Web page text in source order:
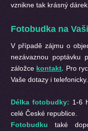
vznikne tak krásný
Fotobudka na
V případě zájmu o
nezávaznou poptávku
záložce kontakt. Pro
Vaše dotazy i telefonicky.
Délka fotobudky: 1-6
celé České republice.
Fotobudkutaké